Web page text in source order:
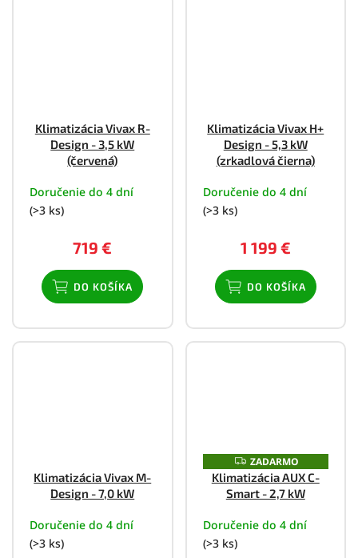
Klimatizácia Vivax R-
Design - 3,5 kW
(červená)
Doručenie do 4 dní
(>3 ks)
719 €
DO KOŠÍKA
Klimatizácia Vivax H+
Design - 5,3 kW
(zrkadlová čierna)
Doručenie do 4 dní
(>3 ks)
1 199 €
DO KOŠÍKA
Klimatizácia Vivax M-
Design - 7,0 kW
Doručenie do 4 dní
(>3 ks)
Z
A
D
A
O
ZADARMO
Klimatizácia AUX C-
Smart - 2,7 kW
Doručenie do 4 dní
(>3 ks)